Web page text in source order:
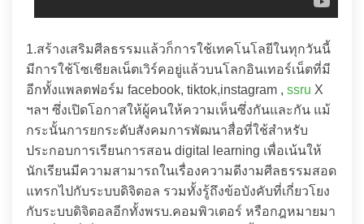
1.สร้างเสริมศีลธรรมแล้วก็การใช้เทคโนโลยีในทุกวันนี้
มีการใช้โซเชียลเน็ตเวิร์คอยู่แล้วบนโลกอินเทอร์เน็ตที่มี
อีกทั้งแพลตฟอร์ม facebook, tiktok,instagram , ssru X
ฯลฯ ซึ่งเปิดโอกาสให้ผู้คนให้ความเห็นซึ่งกันและกัน แม้
กระนั้นการยกระดับสังคมการพัฒนาสื่อที่ใช้สำหรับ
ประกอบการเรียนการสอน digital learning เพื่อเน้นให้
นักเรียนมีความสามารถในเรื่องความดีงามศีลธรรมสอด
แทรกไปกับระบบดิจิตอล รวมทั้งรู้ถึงข้อบังคับที่เกี่ยวโยง
กับระบบดิจิตอลอีกทั้งพรบ.คอมพิวเตอร์ หรือกฎหมายมา